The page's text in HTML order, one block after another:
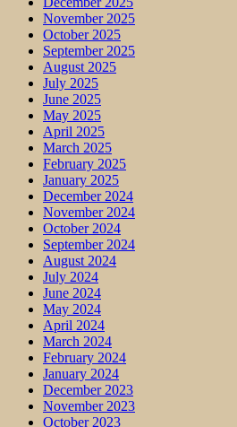
November 2025
October 2025
September 2025
August 2025
July 2025
June 2025
May 2025
April 2025
March 2025
February 2025
January 2025
December 2024
November 2024
October 2024
September 2024
August 2024
July 2024
June 2024
May 2024
April 2024
March 2024
February 2024
January 2024
December 2023
November 2023
October 2023